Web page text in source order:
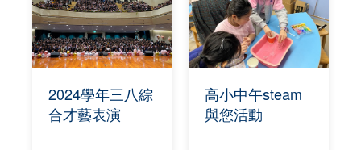
2024學年三八綜
合才藝表演
高小中午steam
與您活動